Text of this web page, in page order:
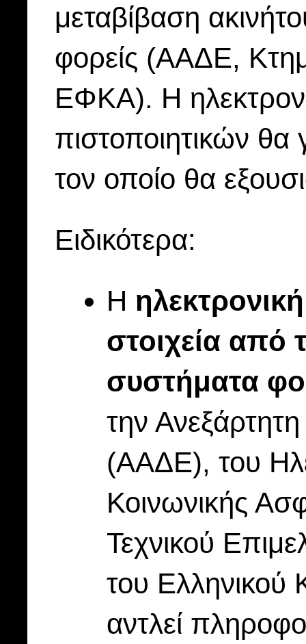
μεταβίβαση
φορείς (ΑΑΔΕ,
ΕΦΚΑ). Η
πιστοποιητικών θα
τον οποίο θα
Ειδικότερα:
Η
στοιχεία από
συστήματα
την
(ΑΑΔΕ), του
Κοινωνικής
Τεχνικού
του Ελληνικού
αντλεί